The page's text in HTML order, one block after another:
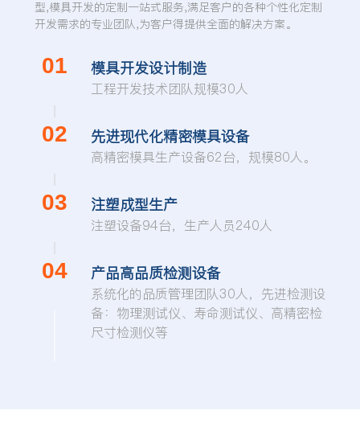
型,模具开发的定制一站式服务,满足客户的各种个性化定制
开发需求的专业团队,为客户得提供全面的解决方案。
01 模具开发设计制造
工程开发技术团队规模30人
02 先进现代化精密模具设备
高精密模具生产设备62台，规模80人。
03 注塑成型生产
注塑设备94台，生产人员240人
04 产品高品质检测设备
系统化的品质管理团队30人，先进检测设
备：物理测试仪、寿命测试仪、高精密检
尺寸检测仪等